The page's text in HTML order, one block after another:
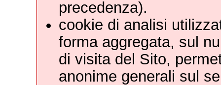
precedenza).
cookie di analisi
forma aggregata, sul
di visita del Sito,
anonime generali sul